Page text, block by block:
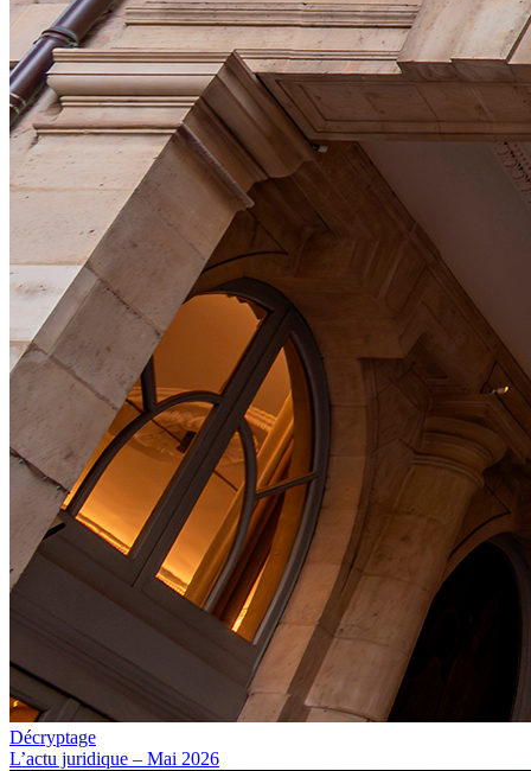
Décryptage
L’actu juridique – Mai 2026